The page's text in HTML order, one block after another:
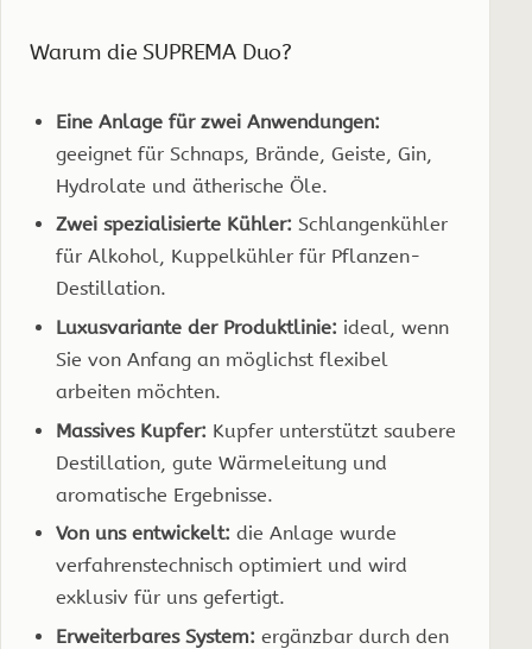
Warum die SUPREMA Duo?
Eine Anlage für zwei Anwendungen:
geeignet für Schnaps, Brände, Geiste, Gin,
Hydrolate und ätherische Öle.
Zwei spezialisierte Kühler: Schlangenkühler
für Alkohol, Kuppelkühler für Pflanzen-
Destillation.
Luxusvariante der Produktlinie: ideal, wenn
Sie von Anfang an möglichst flexibel
arbeiten möchten.
Massives Kupfer: Kupfer unterstützt saubere
Destillation, gute Wärmeleitung und
aromatische Ergebnisse.
Von uns entwickelt: die Anlage wurde
verfahrenstechnisch optimiert und wird
exklusiv für uns gefertigt.
Erweiterbares System: ergänzbar durch den